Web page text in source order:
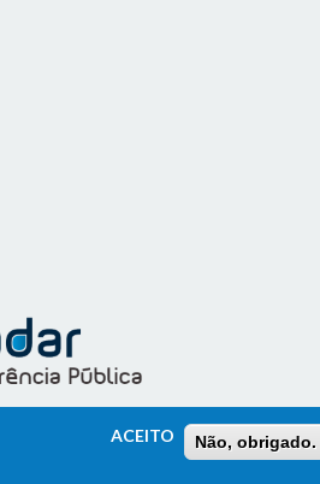
ACEITO Não, obrigado.